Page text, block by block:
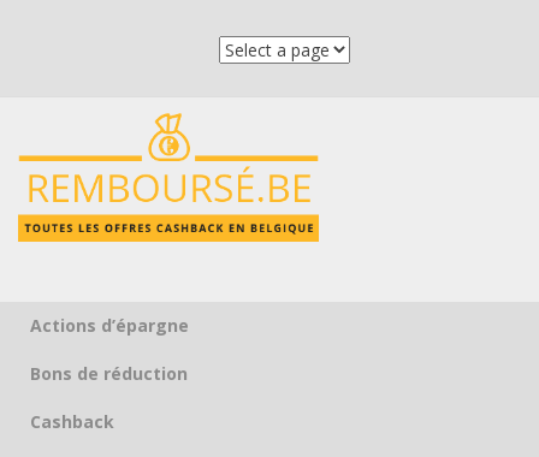
Skip to content
Actions d’épargne
Bons de réduction
Cashback